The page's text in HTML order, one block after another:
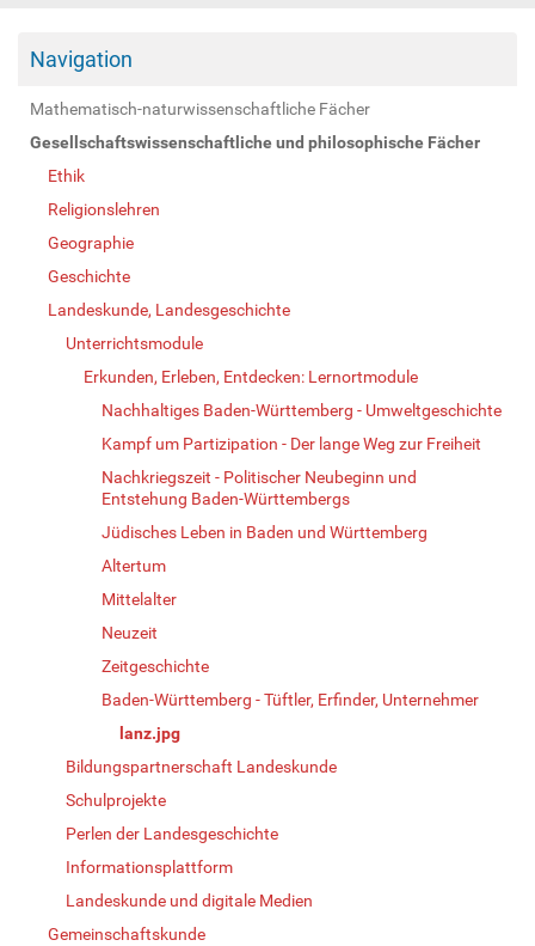
Navigation
Mathematisch-naturwissenschaftliche Fächer
Gesellschaftswissenschaftliche und philosophische Fächer
Ethik
Religionslehren
Geographie
Geschichte
Landeskunde, Landesgeschichte
Unterrichtsmodule
Erkunden, Erleben, Entdecken: Lernortmodule
Nachhaltiges Baden-Württemberg - Umweltgeschichte
Kampf um Partizipation - Der lange Weg zur Freiheit
Nachkriegszeit - Politischer Neubeginn und
Entstehung Baden-Württembergs
Jüdisches Leben in Baden und Württemberg
Altertum
Mittelalter
Neuzeit
Zeitgeschichte
Baden-Württemberg - Tüftler, Erfinder, Unternehmer
lanz.jpg
Bildungspartnerschaft Landeskunde
Schulprojekte
Perlen der Landesgeschichte
Informationsplattform
Landeskunde und digitale Medien
Gemeinschaftskunde